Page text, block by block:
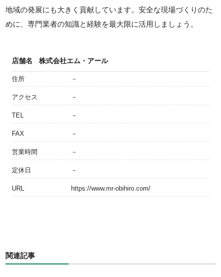
地域の発展にも大きく貢献しています。安全な現場づくりのた
めに、専門業者の知識と経験を最大限に活用しましょう。
店舗名 株式会社エム・アール
住所 －
アクセス －
TEL －
FAX －
営業時間 －
定休日 －
URL https://www.mr-obihiro.com/
関連記事